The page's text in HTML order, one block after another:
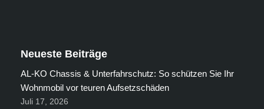
Neueste Beiträge
AL-KO Chassis & Unterfahrschutz: So schützen Sie Ihr
Wohnmobil vor teuren Aufsetzschäden
Juli 17, 2026